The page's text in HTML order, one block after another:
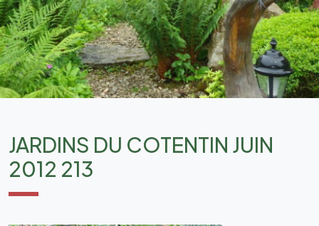
JARDINS DU COTENTIN JUIN
2012 213